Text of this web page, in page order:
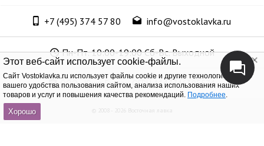
Этот веб-сайт использует cookie-файлы.
Cайт Vostoklavka.ru использует файлы cookie и другие технологии для
вашего удобства пользования сайтом, анализа использования наших
товаров и услуг и повышения качества рекомендаций. Подробнее.
Хорошо
+7 (495) 374 57 80 info@vostoklavka.ru
Пн-Пт. 10:00-19:00 Сб-Вс. Выходной
ООО «Юнит Групп», ОГРН 1147746305574